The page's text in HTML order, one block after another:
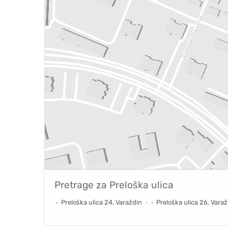
Pretrage za Preloška ulica
Preloška ulica 24, Varaždin Preloška ulica 26,